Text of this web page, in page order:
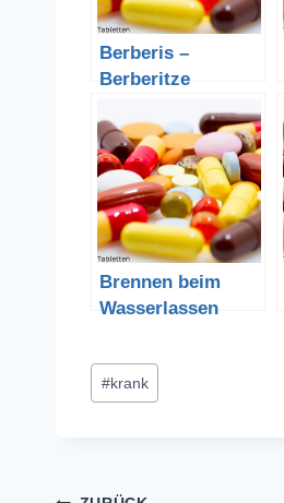
Berberis –
Berberitze
Brennen beim
Wasserlassen
Schlagworte:
#krank